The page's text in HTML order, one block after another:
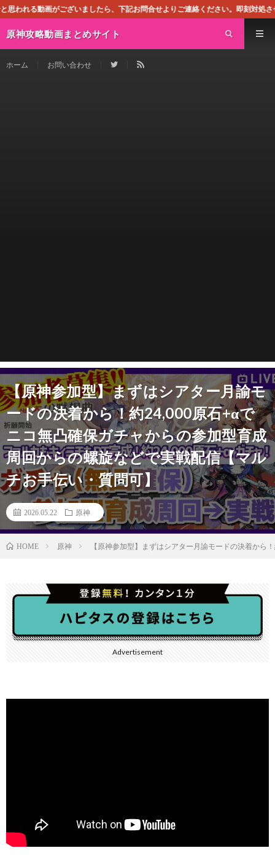
したら、下記お問合せよりご連絡ください。即刻対処させて頂きます。なお
原神攻略動画まとめサイト
ホーム お問い合わせ
【原神参加型】まずはシアター月諭モ
ードの決着から！約24,000原石+αで
ニコ無凸確保ガチャからの参加型育成
周回からの螺旋などで実戦配信【マル
チお手伝い・質問可】
2026.05.22 原神
HOME 原神 【原神参加型】まずはシアター月諭モードの決着か
Advertisement